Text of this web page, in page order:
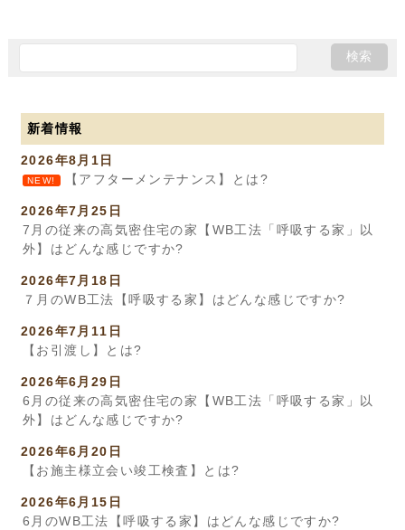
新着情報
2026年8月1日
NEW! 【アフターメンテナンス】とは?
2026年7月25日
7月の従来の高気密住宅の家【WB工法「呼吸する家」以
外】はどんな感じですか?
2026年7月18日
７月のWB工法【呼吸する家】はどんな感じですか?
2026年7月11日
【お引渡し】とは?
2026年6月29日
6月の従来の高気密住宅の家【WB工法「呼吸する家」以
外】はどんな感じですか?
2026年6月20日
【お施主様立会い竣工検査】とは?
2026年6月15日
6月のWB工法【呼吸する家】はどんな感じですか?